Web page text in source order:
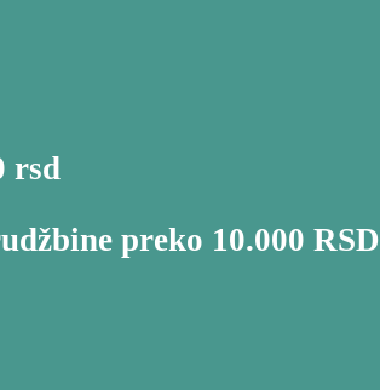
rsd
preko 10.000 RSD